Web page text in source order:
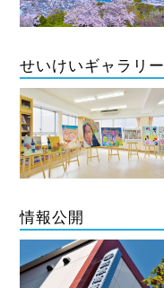
せいけいギャラリー
情報公開